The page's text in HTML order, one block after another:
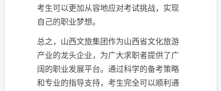
考生可以更加从容地应对考试挑战，实现
自己的职业梦想。
总之，山西文旅集团作为山西省文化旅游
产业的龙头企业，为广大求职者提供了广
阔的职业发展平台。通过科学的备考策略
和专业的指导支持，考生完全可以顺利通